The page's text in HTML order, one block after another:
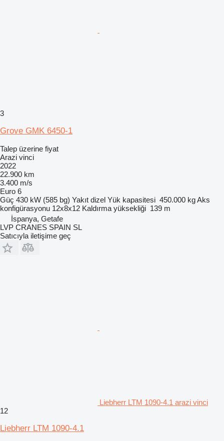
3
Grove GMK 6450-1
Talep üzerine fiyat
Arazi vinci
2022
22.900 km
3.400 m/s
Euro 6
Güç 430 kW (585 bg) Yakıt dizel Yük kapasitesi 450.000 kgAks
konfigürasyonu 12x8x12 Kaldırma yüksekliği 139 m
İspanya, Getafe
LVP CRANES SPAIN SL
Satıcıyla iletişime geç
Liebherr LTM 1090-4.1 arazi vinci
12
Liebherr LTM 1090-4.1